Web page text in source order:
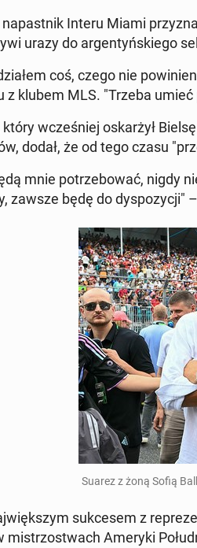
Interu Miami
urazy do ar­gen­tyńskiego
coś, czego nie
z klubem MLS. "Trzeba umieć
który wcześniej os­karżył
dodał, że od tego czasu
mnie potrze­bować, nigdy
zawsze będę do dys­pozy­cji"
Suarez z żoną Sofią
sukce­sem z
mis­tr­zost­wach Ameryki